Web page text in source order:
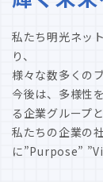
私たち明光ネッ
り、
様々な数多くの
今後は、多様性
る企業グループ
私たちの企業の
に”Purpose”